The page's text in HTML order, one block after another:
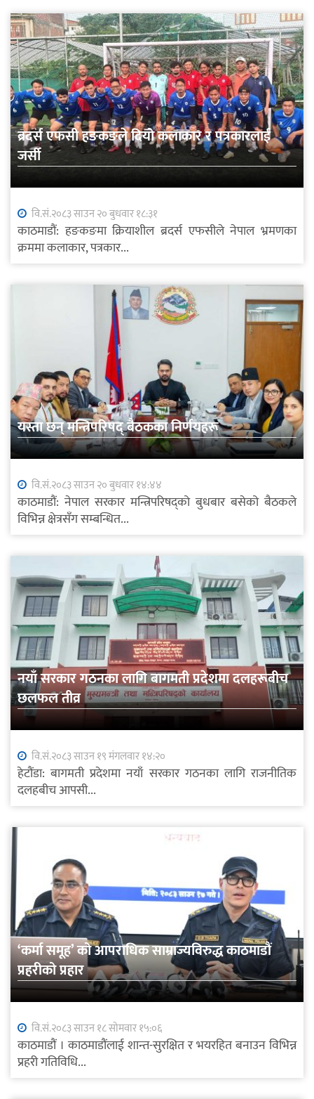
ब्रदर्स एफसी हङकङले दियो कलाकार र पत्रकारलाई
जर्सी
वि.सं.२०८३ साउन २० बुधवार १८:३१
काठमाडौं: हङकङमा क्रियाशील ब्रदर्स एफसीले नेपाल भ्रमणका
क्रममा कलाकार, पत्रकार...
यस्ता छन् मन्त्रिपरिषद् बैठकका निर्णयहरू
वि.सं.२०८३ साउन २० बुधवार १४:४४
काठमाडौं: नेपाल सरकार मन्त्रिपरिषद्को बुधबार बसेको बैठकले
विभिन्न क्षेत्रसँग सम्बन्धित...
नयाँ सरकार गठनका लागि बागमती प्रदेशमा दलहरूबीच
छलफल तीव्र
वि.सं.२०८३ साउन १९ मंगलवार १४:२०
हेटौंडा: बागमती प्रदेशमा नयाँ सरकार गठनका लागि राजनीतिक
दलहबीच आपसी...
‘कर्मा समूह’ को आपराधिक साम्राज्यविरुद्ध काठमाडौं
प्रहरीको प्रहार
वि.सं.२०८३ साउन १८ सोमवार १५:०६
काठमाडौं । काठमाडौंलाई शान्त-सुरक्षित र भयरहित बनाउन विभिन्न
प्रहरी गतिविधि...